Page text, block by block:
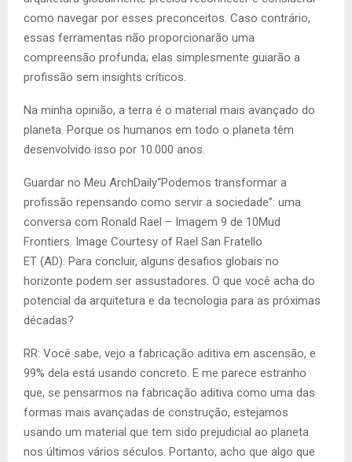
como navegar por esses preconceitos. Caso contrário,
essas ferramentas não proporcionarão uma
compreensão profunda; elas simplesmente guiarão a
profissão sem insights críticos.
Na minha opinião, a terra é o material mais avançado do
planeta. Porque os humanos em todo o planeta têm
desenvolvido isso por 10.000 anos.
Guardar no Meu ArchDaily“Podemos transformar a
profissão repensando como servir a sociedade”: uma
conversa com Ronald Rael – Imagem 9 de 10Mud
Frontiers. Image Courtesy of Rael San Fratello
ET (AD): Para concluir, alguns desafios globais no
horizonte podem ser assustadores. O que você acha do
potencial da arquitetura e da tecnologia para as próximas
décadas?
RR: Você sabe, vejo a fabricação aditiva em ascensão, e
99% dela está usando concreto. E me parece estranho
que, se pensarmos na fabricação aditiva como uma das
formas mais avançadas de construção, estejamos
usando um material que tem sido prejudicial ao planeta
nos últimos vários séculos. Portanto, acho que algo que